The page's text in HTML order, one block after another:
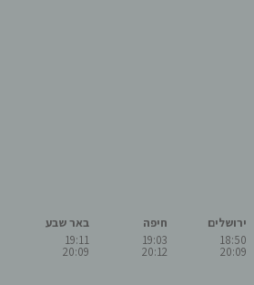
ירושלים
18:50
20:09
חיפה
19:03
20:12
באר שבע
19:11
20:09